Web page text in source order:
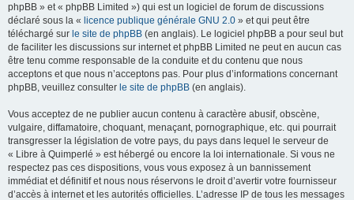
phpBB » et « phpBB Limited ») qui est un logiciel de forum de discussions
déclaré sous la « licence publique générale GNU 2.0 » et qui peut être
téléchargé sur le site de phpBB (en anglais). Le logiciel phpBB a pour seul but
de faciliter les discussions sur internet et phpBB Limited ne peut en aucun cas
être tenu comme responsable de la conduite et du contenu que nous
acceptons et que nous n’acceptons pas. Pour plus d’informations concernant
phpBB, veuillez consulter le site de phpBB (en anglais).
Vous acceptez de ne publier aucun contenu à caractère abusif, obscène,
vulgaire, diffamatoire, choquant, menaçant, pornographique, etc. qui pourrait
transgresser la législation de votre pays, du pays dans lequel le serveur de
« Libre à Quimperlé » est hébergé ou encore la loi internationale. Si vous ne
respectez pas ces dispositions, vous vous exposez à un bannissement
immédiat et définitif et nous nous réservons le droit d’avertir votre fournisseur
d’accès à internet et les autorités officielles. L’adresse IP de tous les messages